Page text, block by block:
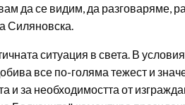
да се видим, да разговаряме,
Силяновска.
ситуация в света. В
все по-голяма тежест и
и за необходимостта от